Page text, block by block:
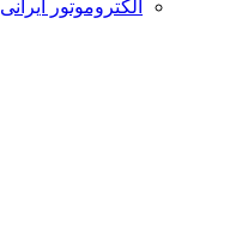
الکتروموتور ایرانی